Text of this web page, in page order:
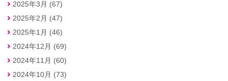
2025年3月 (67)
2025年2月 (47)
2025年1月 (46)
2024年12月 (69)
2024年11月 (60)
2024年10月 (73)